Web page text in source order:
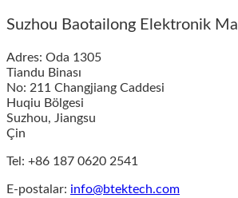
Suzhou Baotailong Elektronik
Adres: Oda 1305
Tiandu Binası
No: 211 Changjiang Caddesi
Huqiu Bölgesi
Suzhou, Jiangsu
Çin
Tel: +86 187 0620 2541
E-postalar: info@btektech.com